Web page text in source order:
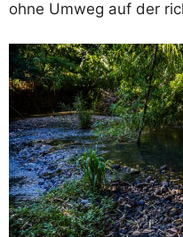
ohne Umweg auf der